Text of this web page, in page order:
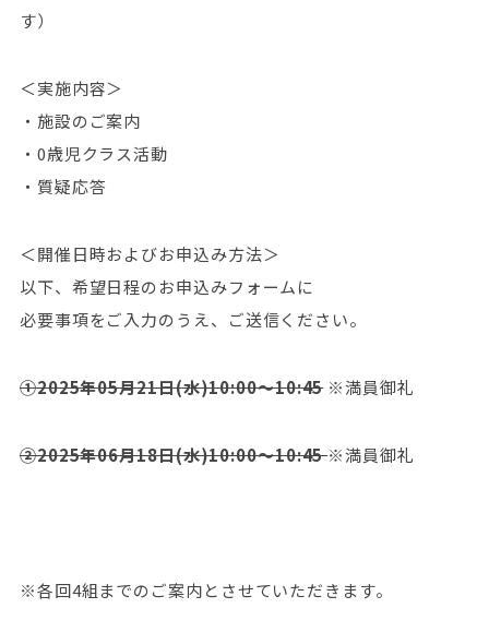
す）
＜実施内容＞
・施設のご案内
・0歳児クラス活動
・質疑応答
＜開催日時およびお申込み方法＞
以下、希望日程のお申込みフォームに
必要事項をご入力のうえ、ご送信ください。
①2025年05月21日(水)10:00～10:45 ※満員御礼
②2025年06月18日(水)10:00～10:45※満員御礼
※各回4組までのご案内とさせていただきます。